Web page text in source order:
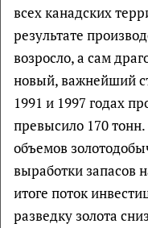
всех канадских
результате
возросло, а сам
новый, важнейший
1991 и 1997 годах
превысило 170
объемов
выработки запасов
итоге поток
разведку золота